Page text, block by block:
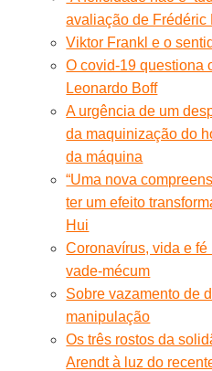
avaliação de Frédéric
Viktor Frankl e o
O covid-19 questiona
Leonardo Boff
A urgência de um
da maquinização do
da máquina
“Uma nova
ter um efeito
Hui
Coronavírus, vida e
vade-mécum
Sobre vazamento de
manipulação
Os três rostos da
Arendt à luz do